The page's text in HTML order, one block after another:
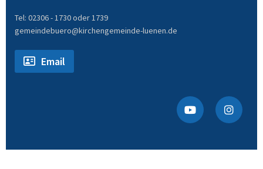
Tel: 02306 - 1730 oder 1739
gemeindebuero@kirchengemeinde-luenen.de
Email